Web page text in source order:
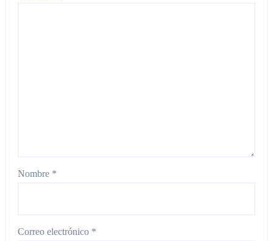
Nombre *
Correo electrónico *